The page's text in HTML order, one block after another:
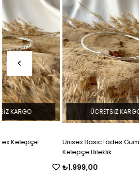
Unisex Basic Lades Gümüş
ÜCRETSIZ KARGO
Unisex